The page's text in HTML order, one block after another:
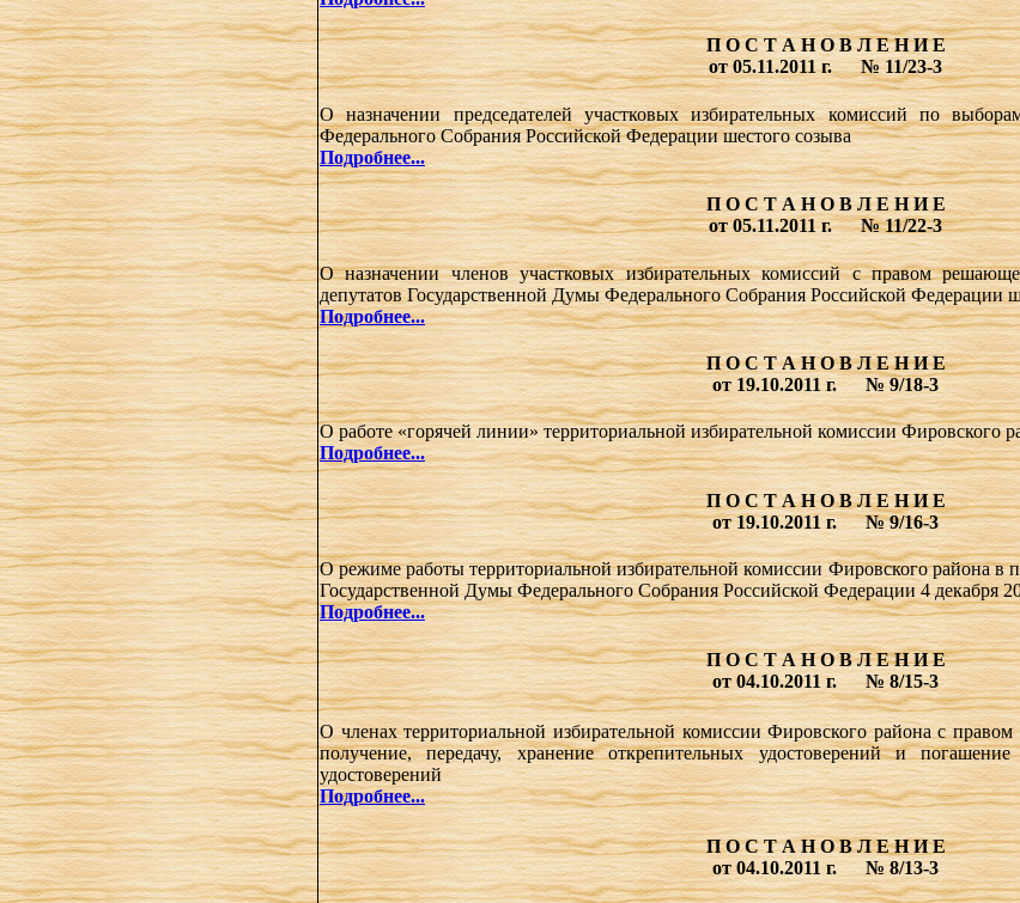
П О С Т А Н О В Л Е Н И Е
от 05.11.2011 г.№ 11/23-3
О назначении председателей участковых избирательных комиссий по
Федерального Собрания Российской Федерации шестого созыва
Подробнее...
П О С Т А Н О В Л Е Н И Е
от 05.11.2011 г.№ 11/22-3
О назначении членов участковых избирательных комиссий с правом
депутатов Государственной Думы Федерального Собрания Российской Федерации
Подробнее...
П О С Т А Н О В Л Е Н И Е
от 19.10.2011 г.№ 9/18-3
О работе «горячей линии» территориальной избирательной комиссии Фировского
Подробнее...
П О С Т А Н О В Л Е Н И Е
от 19.10.2011 г.№ 9/16-3
О режиме работы территориальной избирательной комиссии Фировского района в
Государственной Думы Федерального Собрания Российской Федерации 4 декабря
Подробнее...
П О С Т А Н О В Л Е Н И Е
от 04.10.2011 г.№ 8/15-3
О членах территориальной избирательной комиссии Фировского района с
получение, передачу, хранение открепительных удостоверений и погашение
удостоверений
Подробнее...
П О С Т А Н О В Л Е Н И Е
от 04.10.2011 г.№ 8/13-3